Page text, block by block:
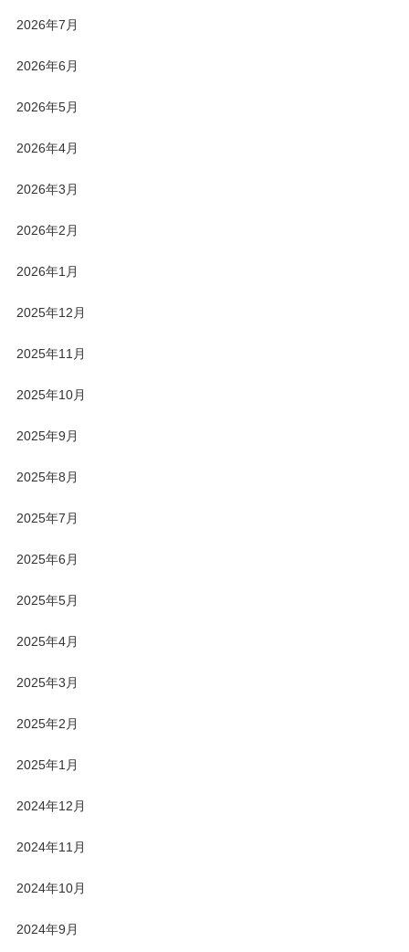
2026年7月
2026年6月
2026年5月
2026年4月
2026年3月
2026年2月
2026年1月
2025年12月
2025年11月
2025年10月
2025年9月
2025年8月
2025年7月
2025年6月
2025年5月
2025年4月
2025年3月
2025年2月
2025年1月
2024年12月
2024年11月
2024年10月
2024年9月